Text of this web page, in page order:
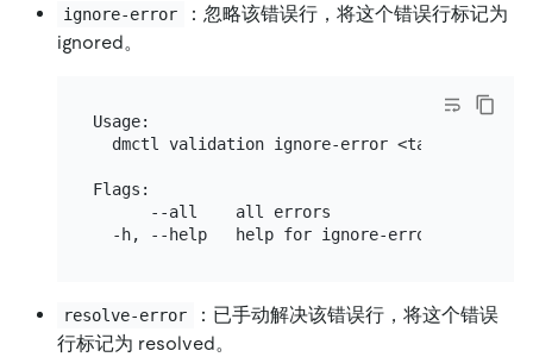
ignore-error
：忽略该错误行，将这个错误行标记为
ignored。
Usage:
dmctl validation ignore-error <task-name>
Flags:
      --all    all errors
resolve-error
：已手动解决该错误行，将这个错误
行标记为 resolved。